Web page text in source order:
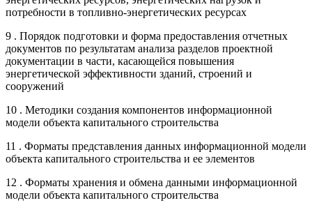
потребности в топливно-энергетических ресурсах
9 . Порядок подготовки и форма предоставления отчетных
документов по результатам анализа разделов проектной
документации в части, касающейся повышения
энергетической эффективности зданий, строений и
сооружений
10 . Методики создания компонентов информационной
модели объекта капитального строительства
11 . Форматы представления данных информационной модели
объекта капитального строительства и ее элементов
12 . Форматы хранения и обмена данными информационной
модели объекта капитального строительства